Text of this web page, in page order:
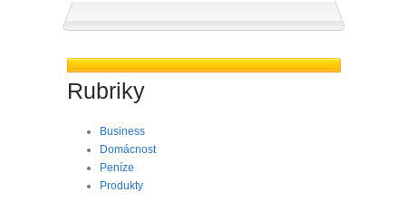
Rubriky
Business
Domácnost
Peníze
Produkty